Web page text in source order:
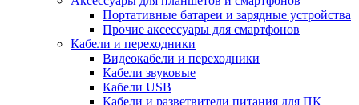
Портативные батареи и зарядные устройства
Прочие аксессуары для смартфонов
Кабели и переходники
Видеокабели и переходники
Кабели звуковые
Кабели USB
Кабели и разветвители питания для ПК